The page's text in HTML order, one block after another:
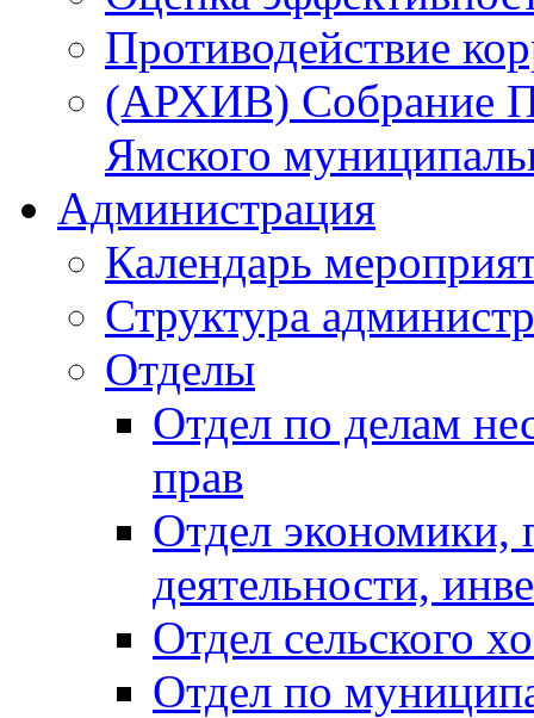
Противодействие
(АРХИВ) Собрание
Ямского
Администрация
Календарь
Структура
Отделы
Отдел по делам
прав
Отдел экономики,
деятельности,
Отдел сельского
Отдел по